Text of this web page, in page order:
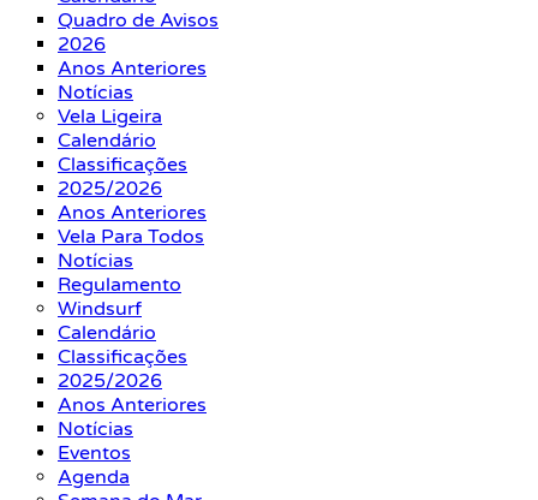
Quadro de Avisos
2026
Anos Anteriores
Notícias
Vela Ligeira
Calendário
Classificações
2025/2026
Anos Anteriores
Vela Para Todos
Notícias
Regulamento
Windsurf
Calendário
Classificações
2025/2026
Anos Anteriores
Notícias
Eventos
Agenda